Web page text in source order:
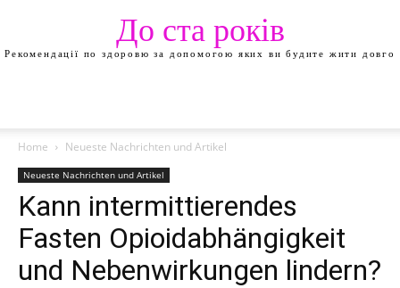
До ста років
Рекомендації по здоровю за допомогою яких ви будите жити довго
Home Neueste Nachrichten und Artikel
Neueste Nachrichten und Artikel
Kann intermittierendes
Fasten Opioidabhängigkeit
und Nebenwirkungen lindern?